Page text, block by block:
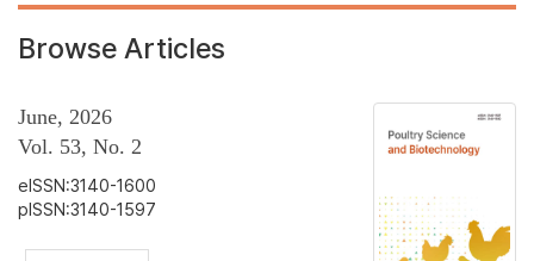
Browse Articles
June, 2026
Vol. 53, No. 2
eISSN:3140-1600
pISSN:3140-1597